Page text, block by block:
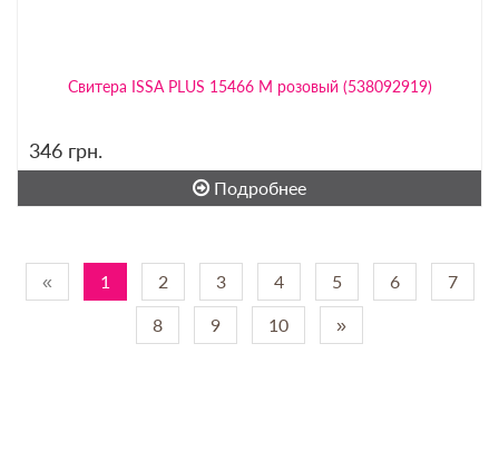
Свитера ISSA PLUS 15466 M розовый (538092919)
346 грн.
Подробнее
« 1 2 3 4 5 6 7
8 9 10 »